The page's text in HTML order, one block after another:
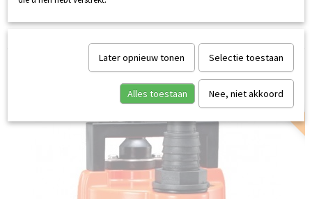
UITVERKOCHT
Later opnieuw tonen Selectie toestaan
Alles toestaan Nee, niet akkoord